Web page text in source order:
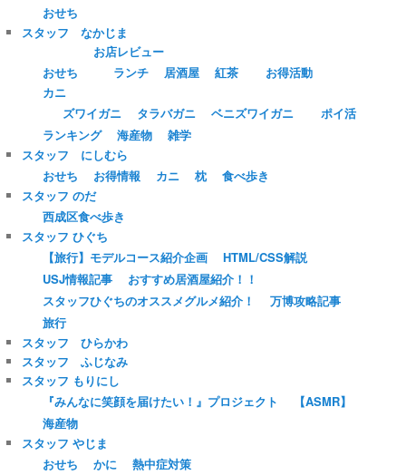
おせち
スタッフ なかじま
おせち
お店レビュー
ランチ
居酒屋 紅茶
お得活動
カニ
ズワイガニ
タラバガニ ベニズワイガニ
ポイ活
ランキング
海産物
雑学
スタッフ にしむら
おせち
お得情報 カニ 枕
食べ歩き
スタッフ のだ
西成区食べ歩き
スタッフ ひぐち
【旅行】モデルコース紹介企画
HTML/CSS解説
USJ情報記事
おすすめ居酒屋紹介！！
スタッフひぐちのオススメグルメ紹介！
万博攻略記事
旅行
スタッフ ひらかわ
スタッフ ふじなみ
スタッフ もりにし
『みんなに笑顔を届けたい！』プロジェクト
【ASMR】
海産物
スタッフ やじま
おせち
かに
熱中症対策